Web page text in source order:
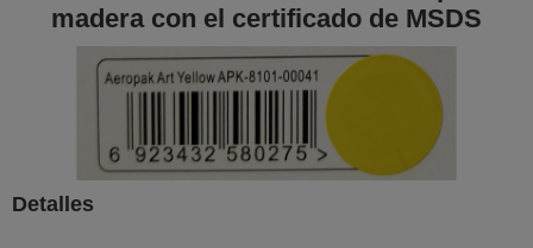
madera con el certificado de MSDS
Detalles